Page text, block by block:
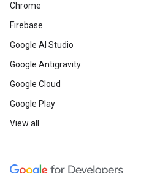
Chrome
Firebase
Google AI Studio
Google Antigravity
Google Cloud
Google Play
View all